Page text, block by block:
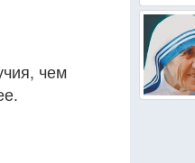
чем